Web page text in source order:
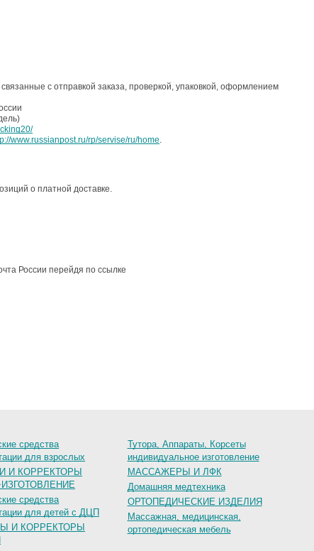
с отправкой заказа, проверкой, упаковкой, оформлением
www.russianpost.ru/rp/servise/ru/home.
о платной доставке.
России перейдя по ссылке
средства
для взрослых
И КОРРЕКТОРЫ
средства
для детей с ДЦП
И КОРРЕКТОРЫ
Тутора, Аппараты, Корсеты
индивидуальное изготовление
МАССАЖЕРЫ И ЛФК
Домашняя медтехника
ОРТОПЕДИЧЕСКИЕ ИЗДЕЛИЯ
Массажная, медицинская,
ортопедическая мебель